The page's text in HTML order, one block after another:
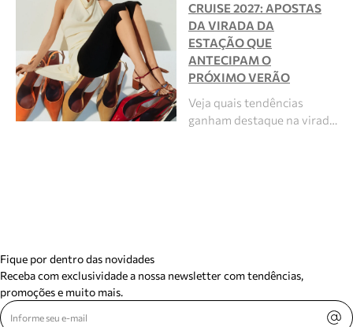
CRUISE 2027: APOSTAS
DA VIRADA DA
ESTAÇÃO QUE
ANTECIPAM O
PRÓXIMO VERÃO
Veja quais tendências
ganham destaque na virad…
Fique por dentro das novidades
Receba com exclusividade a nossa newsletter com tendências,
promoções e muito mais.